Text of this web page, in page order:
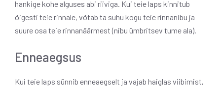
hankige kohe alguses abi riiviga. Kui teie laps kinnitub
õigesti teie rinnale, võtab ta suhu kogu teie rinnanibu ja
suure osa teie rinnanäärmest (nibu ümbritsev tume ala).
Enneaegsus
Kui teie laps sünnib enneaegselt ja vajab haiglas viibimist,